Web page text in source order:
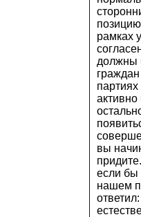
рамках
должны
партиях
вы
если бы
нашем